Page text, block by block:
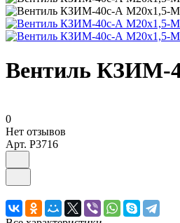
Вентиль КЗИМ-
0
Нет отзывов
Арт. P3716